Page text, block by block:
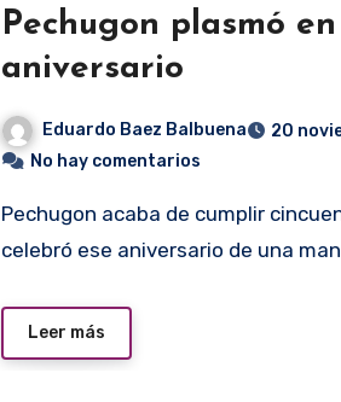
Pechugon plasmó
aniversario
Eduardo Baez Balbuena
20
No hay comentarios
Pechugon acaba de cumplir cincuenta años de existencia y
celebró ese aniversario de una
Leer más